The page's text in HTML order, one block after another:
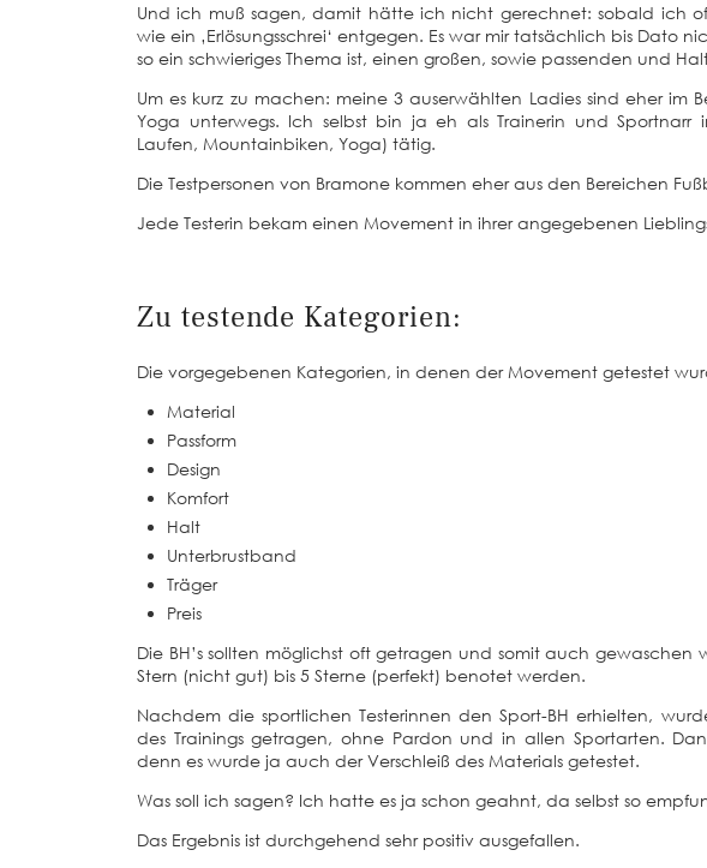
Und ich muß sagen, damit hätte ich nicht gerechnet: sobald ich
wie ein ‚Erlösungsschrei‘ entgegen. Es war mir tatsächlich bis Dato
so ein schwieriges Thema ist, einen großen, sowie passenden und
Um es kurz zu machen: meine 3 auserwählten Ladies sind eher im
Yoga unterwegs. Ich selbst bin ja eh als Trainerin und Sportnarr
Laufen, Mountainbiken, Yoga) tätig.
Die Testpersonen von Bramone kommen eher aus den Bereichen
Jede Testerin bekam einen Movement in ihrer angegebenen
Zu testende Kategorien:
Die vorgegebenen Kategorien, in denen der Movement getestet
Material
Passform
Design
Komfort
Halt
Unterbrustband
Träger
Preis
Die BH’s sollten möglichst oft getragen und somit auch gewaschen
Stern (nicht gut) bis 5 Sterne (perfekt) benotet werden.
Nachdem die sportlichen Testerinnen den Sport-BH erhielten,
des Trainings getragen, ohne Pardon und in allen Sportarten.
denn es wurde ja auch der Verschleiß des Materials getestet.
Was soll ich sagen? Ich hatte es ja schon geahnt, da selbst so
Das Ergebnis ist durchgehend sehr positiv ausgefallen.